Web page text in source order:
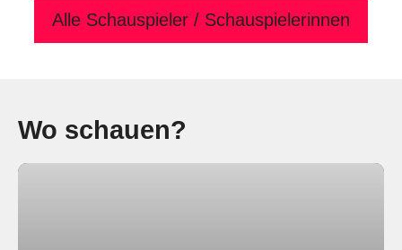
Alle Schauspieler / Schauspielerinnen
Wo schauen?